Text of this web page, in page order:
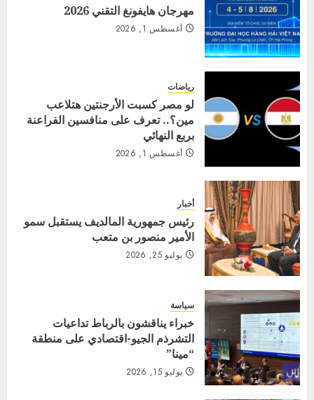
مهرجان هايفونغ التقني 2026
أغسطس 1, 2026
رياضات
لو مصر كسبت الأرجنتين هتلاعب
مين؟.. تعرف على منافسين الفراعنة
بربع النهائي
أغسطس 1, 2026
أخبار
رئيس جمهورية المالديف يستقبل سمو
الأمير منصور بن متعب
يوليو 25, 2026
سياسة
خبراء يناقشون بالرباط تداعيات
التشرذم الجيو-اقتصادي على منطقة
“مينا”
يوليو 15, 2026